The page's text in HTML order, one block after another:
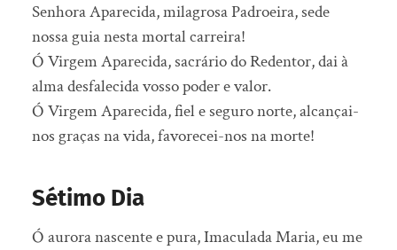
Senhora Aparecida, milagrosa Padroeira, sede
nossa guia nesta mortal carreira!
Ó Virgem Aparecida, sacrário do Redentor, dai à
alma desfalecida vosso poder e valor.
Ó Virgem Aparecida, fiel e seguro norte, alcançai-
nos graças na vida, favorecei-nos na morte!
Sétimo Dia
Ó aurora nascente e pura, Imaculada Maria, eu me